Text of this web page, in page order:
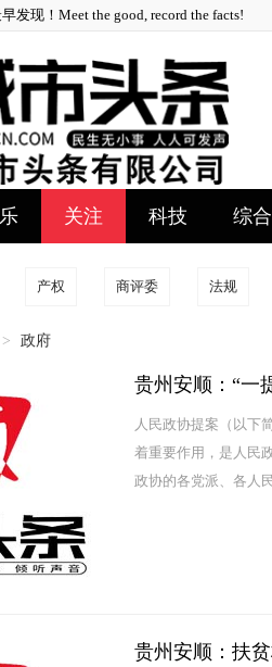
发现！Meet the good, record the facts!
关注 科技 综合
产权 商评委 法规
> 政府
贵州安顺：“一
人民政协提案（以下
着重要作用，是人民
政协的各党派、各人
贵州安顺：扶